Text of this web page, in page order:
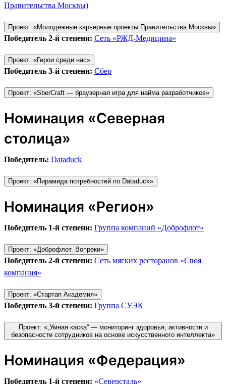
Правительства Москвы)
Проект: «Молодежные карьерные проекты Правительства Москвы»
Победитель 2-й степени: Сеть «РЖД-Медицина»
Проект: «Герои среди нас»
Победитель 3-й степени: Сбер
Проект: «SberCraft — браузерная игра для найма разработчиков»
Номинация «Северная
столица»
Победитель: Dataduck
Проект: «Пирамида потребностей по Dataduck»
Номинация «Регион»
Победитель 1-й степени: Группа компаний «Доброфлот»
Проект: «Доброфлот. Вопреки»
Победитель 2-й степени: Сеть мягких ресторанов «Своя
компания»
Проект: «Стартап Академия»
Победитель 3-й степени: Группа СУЭК
Проект: «„Умная каска“ — мониторинг здоровья, активности и
безопасности сотрудников на основе искусственного интеллекта»
Номинация «Федерация»
Победитель 1-й степени: «Северсталь»